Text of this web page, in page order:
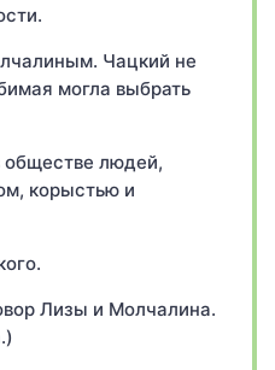
Чацкий не
могла выбрать
обществе людей,
корыстью и
Лизы и Молчалина.